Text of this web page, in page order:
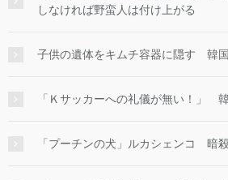
しなければ野蛮人は付け上がる
子供の遺体をキムチ容器に隠す 韓国
「Ｋサッカーへの礼儀が無い！」
「プーチンの犬」ルカシェンコ 暗